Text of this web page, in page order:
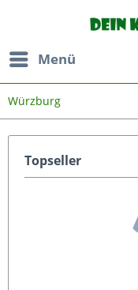
Menü
Würzburg
Topseller